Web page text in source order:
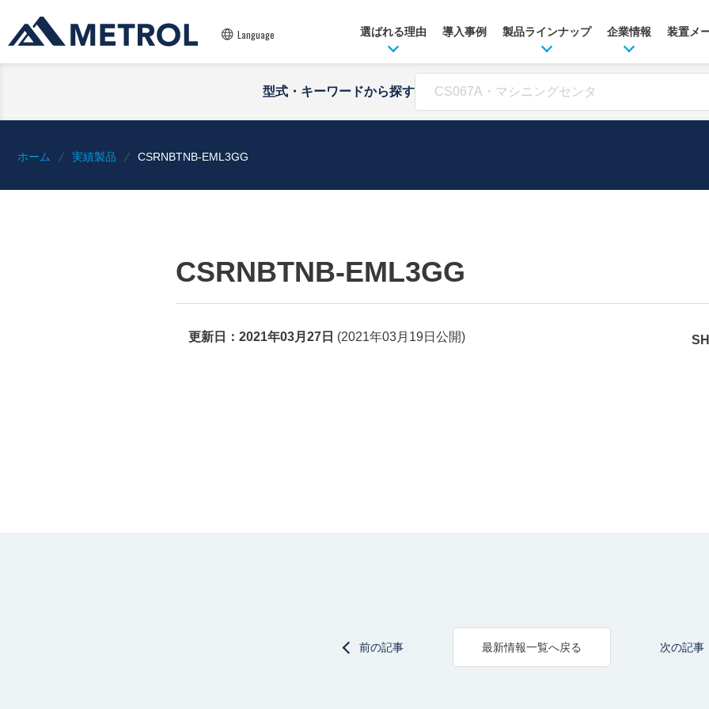
Language 選ばれる理由 導入事例 製品ラインナップ 企業情報 装置メ
型式・キーワードから探す
ホーム 実績製品 CSRNBTNB-EML3GG
CSRNBTNB-EML3GG
更新日： 2021年03月27日 (2021年03月19日 公開)
前の記事 最新情報一覧へ戻る 次の記事